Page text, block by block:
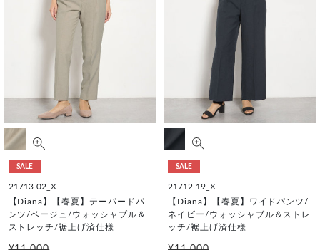
SALE
21713-02_X
【Diana】【春夏】テーパードパ
ンツ/ベージュ/ウォッシャブル＆
ストレッチ/裾上げ済仕様
SALE
21712-19_X
【Diana】【春夏】ワイドパンツ/
ネイビー/ウォッシャブル＆ストレ
ッチ/裾上げ済仕様